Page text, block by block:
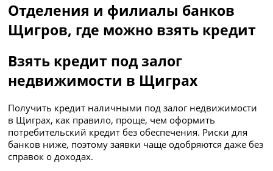
Отделения и филиалы банков
Щигров, где можно взять кредит
Взять кредит под залог
недвижимости в Щиграх
Получить кредит наличными под залог недвижимости
в Щиграх, как правило, проще, чем оформить
потребительский кредит без обеспечения. Риски для
банков ниже, поэтому заявки чаще одобряются даже без
справок о доходах.